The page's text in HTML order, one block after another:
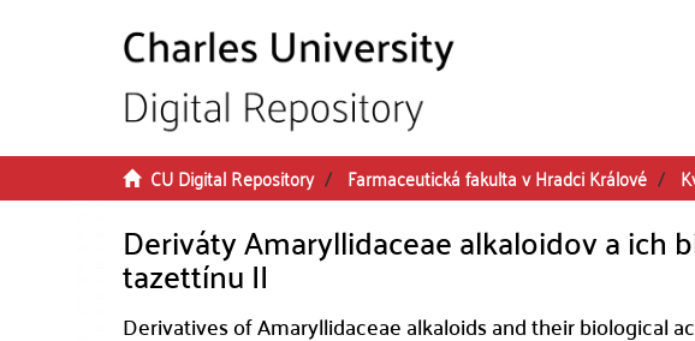
CU Digital Repository Farmaceutická fakulta v Hradci Králové
Deriváty Amaryllidaceae alkaloidov a ich
tazettínu II
Derivatives of Amaryllidaceae alkaloids and their biological